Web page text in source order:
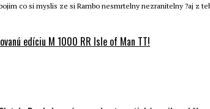
edíciu M 1000 RR Isle of Man TT!
co si myslis ze si Rambo nesmrtelny nezranitelny ?aj z